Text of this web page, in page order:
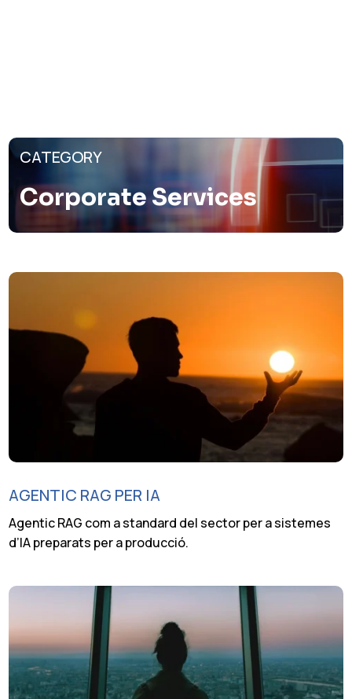
CATEGORY
Corporate Services
AGENTIC RAG PER IA
Agentic RAG com a standard del sector per a sistemes
d’IA preparats per a producció.